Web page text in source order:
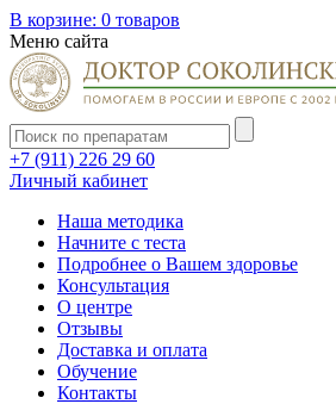
В корзине: 0 товаров
Меню сайта
+7 (911) 226 29 60
Личный кабинет
Наша методика
Начните с теста
Подробнее о Вашем здоровье
Консультация
О центре
Отзывы
Доставка и оплата
Обучение
Контакты